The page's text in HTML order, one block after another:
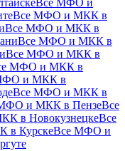
Все МФО и
Все МФО и МКК в
Все МФО и МКК в
Все МФО и МКК в
Все МФО и МКК в
МФО и МКК в
и МКК в
Все МФО и МКК в
и МКК в ПензеВсе
в НовокузнецкеВсе
КурскеВсе МФО и